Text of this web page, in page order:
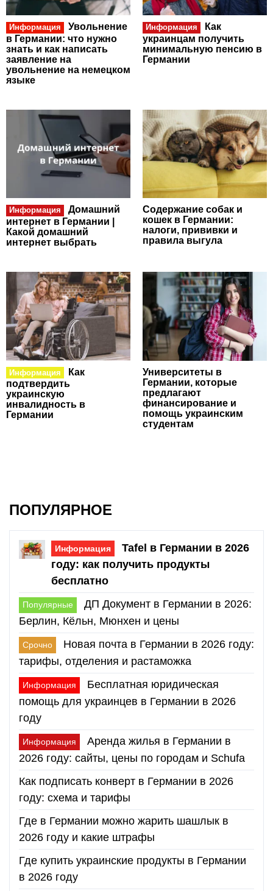
Информация
Увольнение
в Германии: что нужно
знать и как написать
заявление на
увольнение на немецком
языке
Информация
Как
украинцам получить
минимальную пенсию в
Германии
Информация
Домашний
интернет в Германии |
Какой домашний
интернет выбрать
Содержание собак и
кошек в Германии:
налоги, прививки и
правила выгула
Информация
Как
подтвердить
украинскую
инвалидность в
Германии
Университеты в
Германии, которые
предлагают
финансирование и
помощь украинским
студентам
ПОПУЛЯРНОЕ
Информация
Tafel в Германии в 2026
году: как получить продукты
бесплатно
Популярные
ДП Документ в Германии в 2026:
Берлин, Кёльн, Мюнхен и цены
Срочно
Новая почта в Германии в 2026 году:
тарифы, отделения и растаможка
Информация
Бесплатная юридическая
помощь для украинцев в Германии в 2026
году
Информация
Аренда жилья в Германии в
2026 году: сайты, цены по городам и Schufa
Как подписать конверт в Германии в 2026
году: схема и тарифы
Где в Германии можно жарить шашлык в
2026 году и какие штрафы
Где купить украинские продукты в Германии
в 2026 году